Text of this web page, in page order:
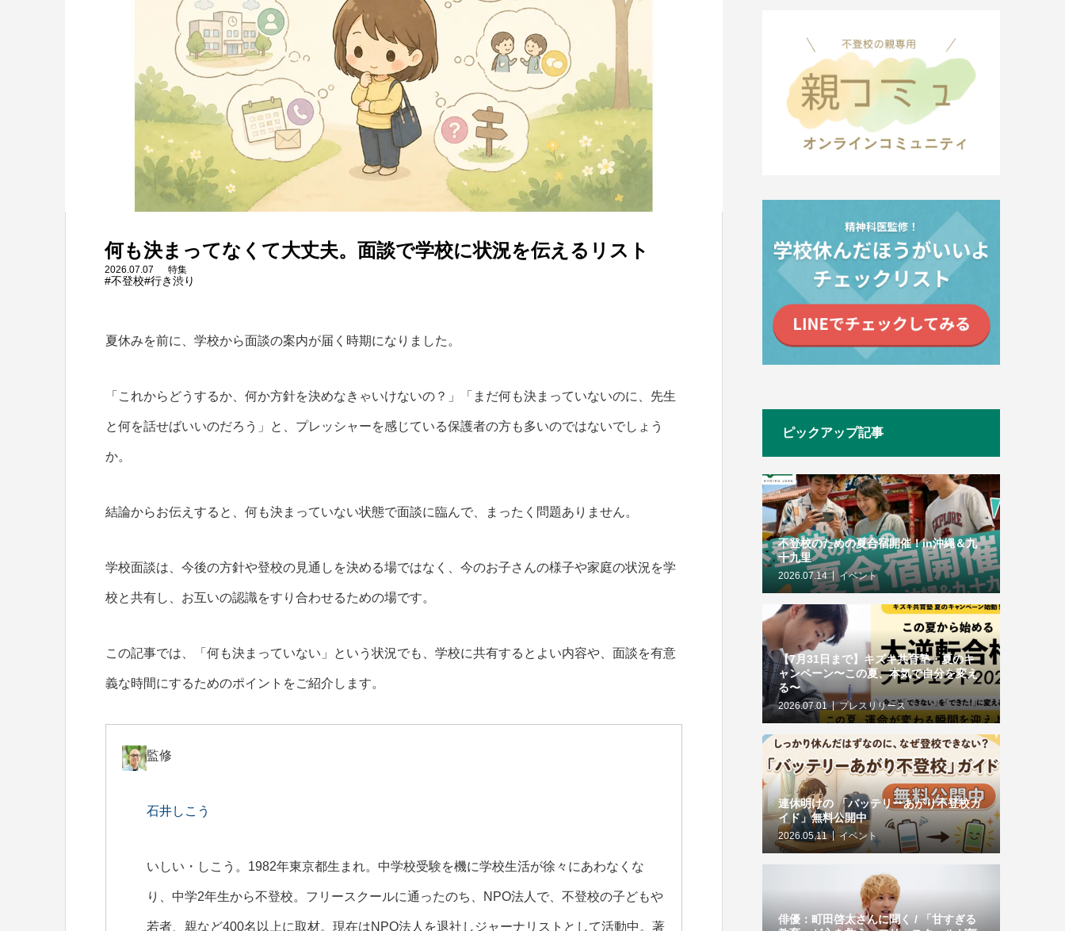
何も決まってなくて大丈夫。面談で学校に状況を伝えるリスト
2026.07.07 特集
#不登校#行き渋り
夏休みを前に、学校から面談の案内が届く時期になりました。
「これからどうするか、何か方針を決めなきゃいけないの？」「まだ何も決まっていないのに、先生
と何を話せばいいのだろう」と、プレッシャーを感じている保護者の方も多いのではないでしょう
か。
結論からお伝えすると、何も決まっていない状態で面談に臨んで、まったく問題ありません。
学校面談は、今後の方針や登校の見通しを決める場ではなく、今のお子さんの様子や家庭の状況を学
校と共有し、お互いの認識をすり合わせるための場です。
この記事では、「何も決まっていない」という状況でも、学校に共有するとよい内容や、面談を有意
義な時間にするためのポイントをご紹介します。
監修
石井しこう
いしい・しこう。1982年東京都生まれ。中学校受験を機に学校生活が徐々にあわなくな
り、中学2年生から不登校。フリースクールに通ったのち、NPO法人で、不登校の子どもや
若者、親など400名以上に取材。現在はNPO法人を退社しジャーナリストとして活動中。著
ピックアップ記事
不登校のための夏合宿開催！in沖縄＆九
十九里
2026.07.14 イベント
【7月31日まで】キズキ共育塾・夏のキ
ャンペーン〜この夏、本気で自分を変え
る〜
2026.07.01 プレスリリース
連休明けの 「バッテリーあがり不登校ガ
イド」無料公開中
2026.05.11 イベント
俳優：町田啓太さんに聞く / 「甘すぎる